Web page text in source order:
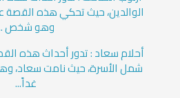
الوالدين، حيث تحكي هذه
وهو شخص
أحلام سعاد : تدور أحداث هذه
شمل الأسرة، حيث نامت سعاد،
غداً...